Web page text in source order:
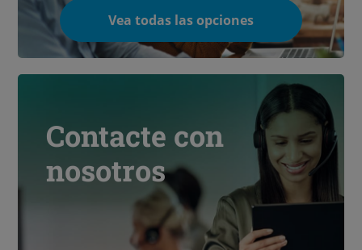
Vea todas las opciones
Contacte con
nosotros